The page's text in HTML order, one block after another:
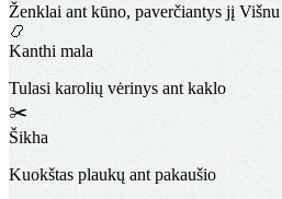
Ženklai ant kūno, paverčiantys jį
📿
Kanthi mala
Tulasi karolių vėrinys ant kaklo
✂️
Šikha
Kuokštas plaukų ant pakaušio